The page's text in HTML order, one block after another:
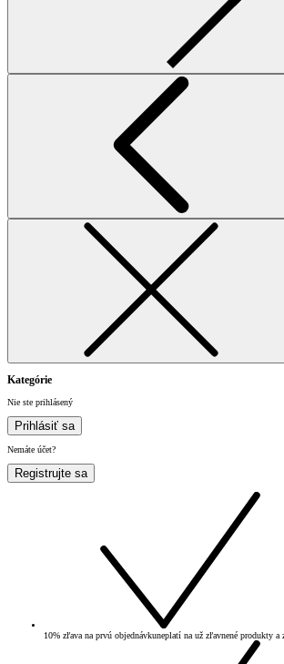
Kategórie
Nie ste prihlásený
Prihlásiť sa
Nemáte účet?
Registrujte sa
10% zľava na prvú objednávkuneplatí na už zľavnené produkty a